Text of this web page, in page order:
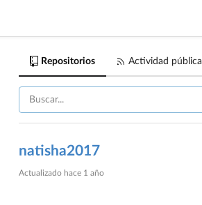
Repositorios Actividad pública
natisha2017
Actualizado hace 1 año